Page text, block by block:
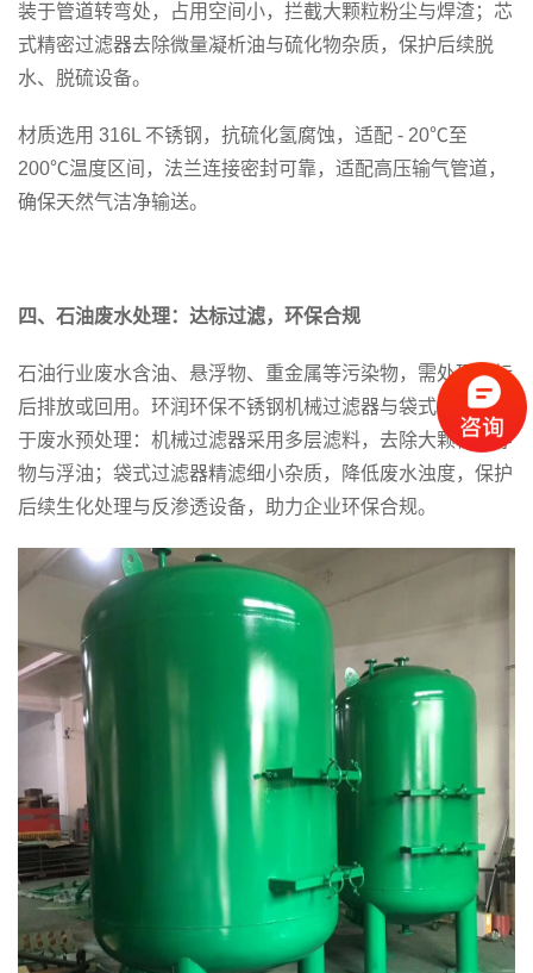
装于管道转弯处，占用空间小，拦截大颗粒粉尘与焊渣；芯
式精密过滤器去除微量凝析油与硫化物杂质，保护后续脱
水、脱硫设备。
材质选用 316L 不锈钢，抗硫化氢腐蚀，适配 - 20℃至
200℃温度区间，法兰连接密封可靠，适配高压输气管道，
确保天然气洁净输送。
四、石油废水处理：达标过滤，环保合规
石油行业废水含油、悬浮物、重金属等污染物，需处理达标
后排放或回用。环润环保不锈钢机械过滤器与袋式过滤器用
于废水预处理：机械过滤器采用多层滤料，去除大颗粒悬浮
物与浮油；袋式过滤器精滤细小杂质，降低废水浊度，保护
后续生化处理与反渗透设备，助力企业环保合规。